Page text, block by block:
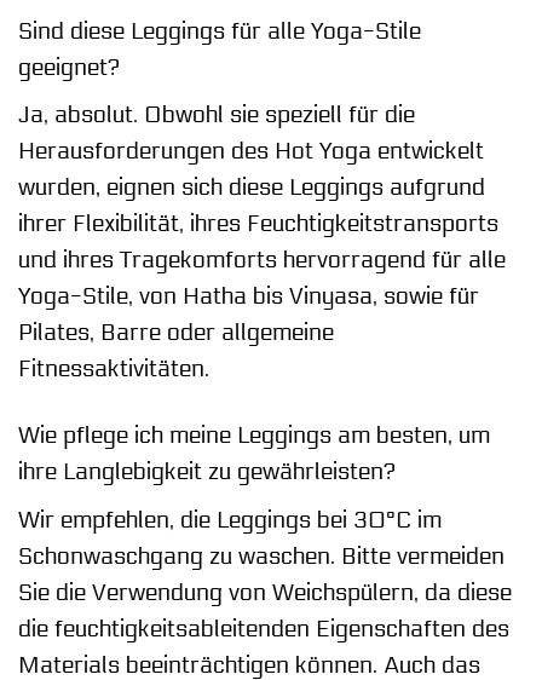
Sind diese Leggings für alle Yoga-Stile
geeignet?
Ja, absolut. Obwohl sie speziell für die
Herausforderungen des Hot Yoga entwickelt
wurden, eignen sich diese Leggings aufgrund
ihrer Flexibilität, ihres Feuchtigkeitstransports
und ihres Tragekomforts hervorragend für alle
Yoga-Stile, von Hatha bis Vinyasa, sowie für
Pilates, Barre oder allgemeine
Fitnessaktivitäten.
Wie pflege ich meine Leggings am besten, um
ihre Langlebigkeit zu gewährleisten?
Wir empfehlen, die Leggings bei 30°C im
Schonwaschgang zu waschen. Bitte vermeiden
Sie die Verwendung von Weichspülern, da diese
die feuchtigkeitsableitenden Eigenschaften des
Materials beeinträchtigen können. Auch das